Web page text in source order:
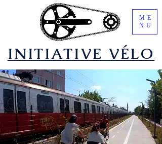
​INITIATIVE VÉLO
ME
NU